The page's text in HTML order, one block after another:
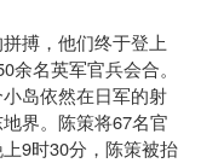
搏，他们终于登上
余名英军官兵会合。
岛依然在日军的射
界。陈策将67名官
上9时30分，陈策被抬